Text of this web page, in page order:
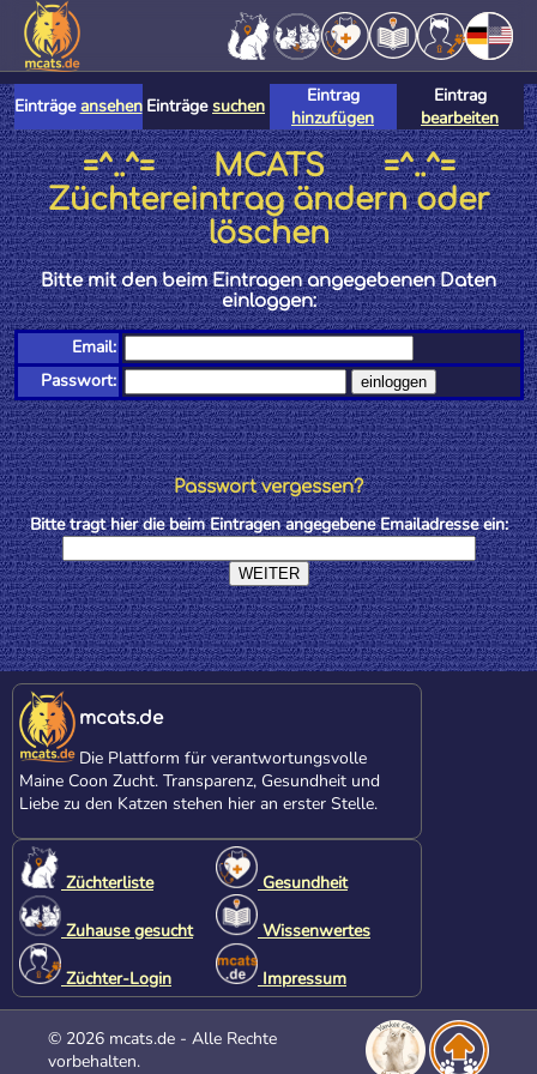
Einträgeansehen Einträgesuchen
Eintrag
hinzufügen
Eintrag
bearbeiten
=^..^= MCATS =^..^=
Züchtereintrag ändern oder
löschen
Bitte mit den beim Eintragen angegebenen Daten
einloggen:
Email:
Passwort:
Passwort vergessen?
Bitte tragt hier die beim Eintragen angegebene Emailadresse ein:
mcats.de
Die Plattform für verantwortungsvolle
Maine Coon Zucht. Transparenz, Gesundheit und
Liebe zu den Katzen stehen hier an erster Stelle.
Züchterliste
Zuhause gesucht
Züchter-Login
Gesundheit
Wissenwertes
Impressum
© 2026 mcats.de - Alle Rechte
vorbehalten.